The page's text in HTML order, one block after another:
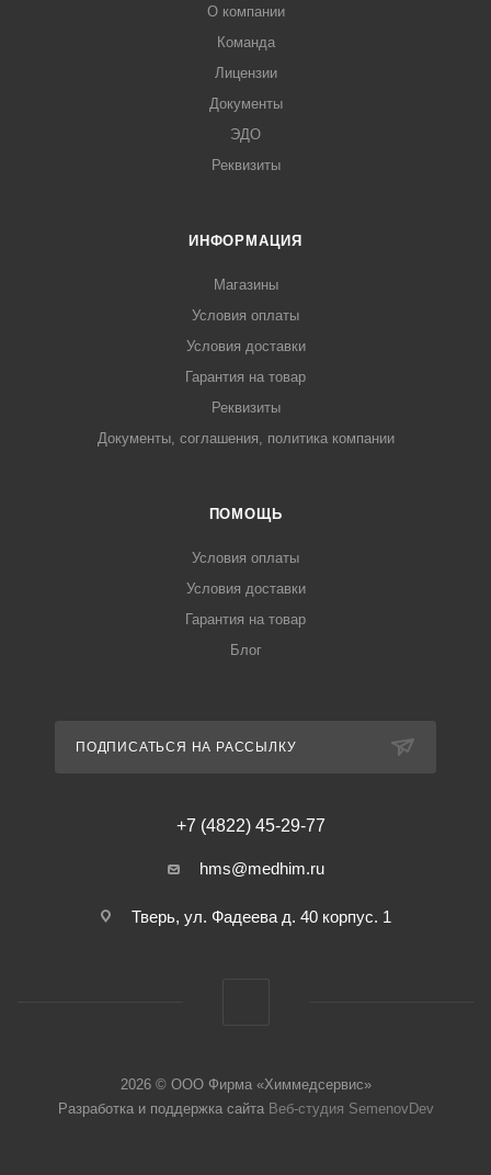
О компании
Команда
Лицензии
Документы
ЭДО
Реквизиты
ИНФОРМАЦИЯ
Магазины
Условия оплаты
Условия доставки
Гарантия на товар
Реквизиты
Документы, соглашения, политика компании
ПОМОЩЬ
Условия оплаты
Условия доставки
Гарантия на товар
Блог
ПОДПИСАТЬСЯ НА РАССЫЛКУ
+7 (4822) 45-29-77
hms@medhim.ru
Тверь, ул. Фадеева д. 40 корпус. 1
2026 © ООО Фирма «Химмедсервис»
Разработка и поддержка сайта Веб-студия SemenovDev